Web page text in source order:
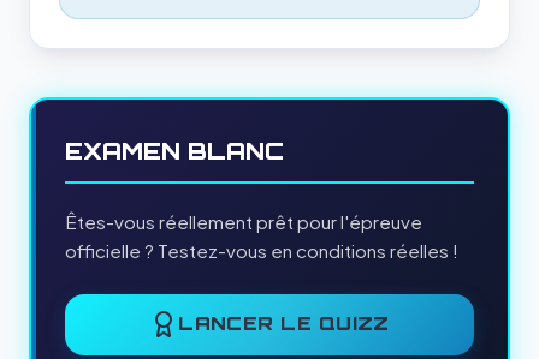
EXAMEN BLANC
Êtes-vous réellement prêt pour l'épreuve
officielle ? Testez-vous en conditions réelles !
LANCER LE QUIZZ